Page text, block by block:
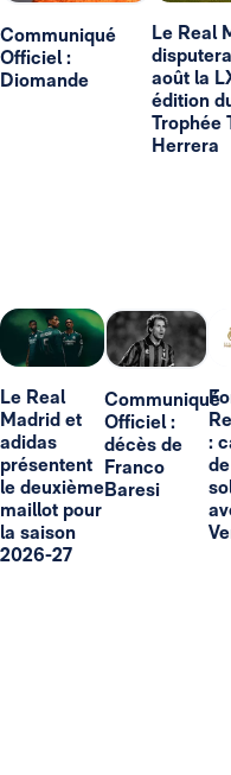
Communiqué
Officiel :
Diomande
Le Real
août la
édition
Trophée
Herrera
Le Real
Madrid et
adidas
présentent
le deuxième
maillot pour
la saison
2026-27
Communiqué
Officiel :
décès de
Franco
Baresi
:
de